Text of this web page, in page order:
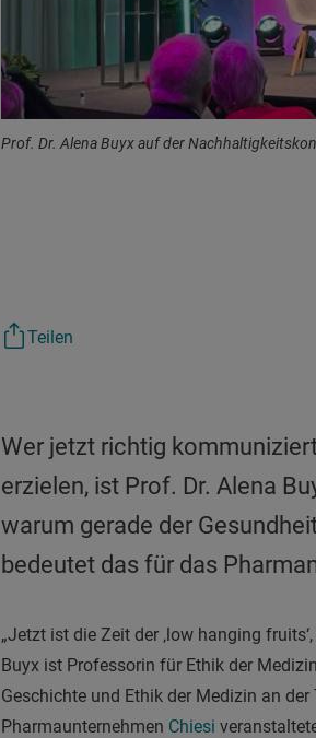
Prof. Dr. Alena Buyx auf der
Teilen
Wer jetzt richtig
erzielen, ist Prof. Dr. Alena
warum gerade der
bedeutet das für das
„Jetzt ist die Zeit der ‚low hanging
Buyx ist Professorin für Ethik der
Geschichte und Ethik der Medizin an
Pharmaunternehmen Chiesi